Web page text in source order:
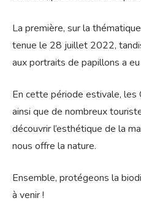
La première, sur la
tenue le 28 juillet 2022,
aux portraits de papillons a
En cette période estivale, les
ainsi que de nombreux
découvrir l’esthétique de la
nous offre la nature.
Ensemble, protégeons la
à venir !